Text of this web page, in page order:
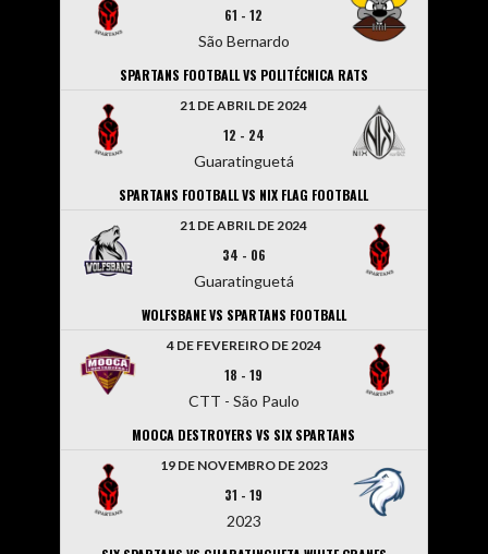
61 -12
São Bernardo
SPARTANS FOOTBALL VS POLITÉCNICA RATS
21 DE ABRIL DE 2024
12 - 24
Guaratinguetá
SPARTANS FOOTBALL VS NIX FLAG FOOTBALL
21 DE ABRIL DE 2024
34 - 06
Guaratinguetá
WOLFSBANE VS SPARTANS FOOTBALL
4 DE FEVEREIRO DE 2024
18 -19
CTT - São Paulo
MOOCA DESTROYERS VS SIX SPARTANS
19 DE NOVEMBRO DE 2023
31 -19
2023